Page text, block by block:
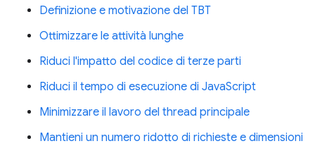
Definizione e motivazione del TBT
Ottimizzare le attività lunghe
Riduci l'impatto del codice di terze parti
Riduci il tempo di esecuzione di JavaScript
Minimizzare il lavoro del thread principale
Mantieni un numero ridotto di richieste e dimensioni